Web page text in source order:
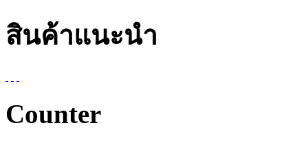
สินค้าแนะนำ
Counter